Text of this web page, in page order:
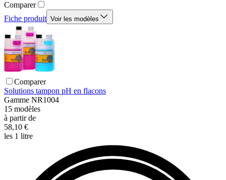
Comparer
Fiche produit Voir les modèles
Comparer
Solutions tampon pH en flacons
Gamme NR1004
15 modèles
à partir de
58,10 €
les 1 litre